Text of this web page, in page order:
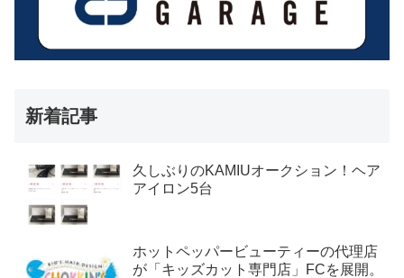
新着記事
久しぶりのKAMIUオークション！ヘア
アイロン5台
ホットペッパービューティーの代理店
が「キッズカット専門店」FCを展開。